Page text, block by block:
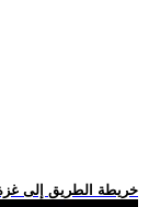
.. خريطة الطريق إلى